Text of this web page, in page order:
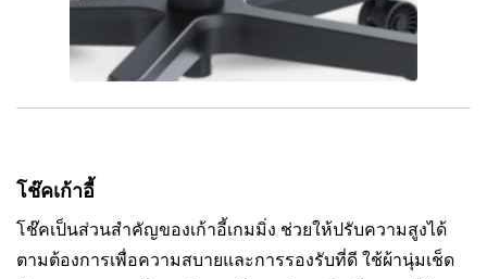
โช๊คเก้าอี้
โช๊คเป็นส่วนสำคัญของเก้าอี้เกมมิ่ง ช่วยให้ปรับความสูงได้
ตามต้องการเพื่อความสบายและการรองรับที่ดี ใช้ผ้านุ่มเช็ด